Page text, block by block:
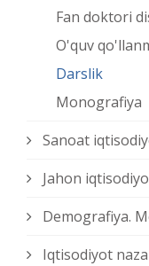
Fan doktori
O'quv
Darslik
Monografiya
Sanoat
Jahon
Demografiya.
Iqtisodiyot